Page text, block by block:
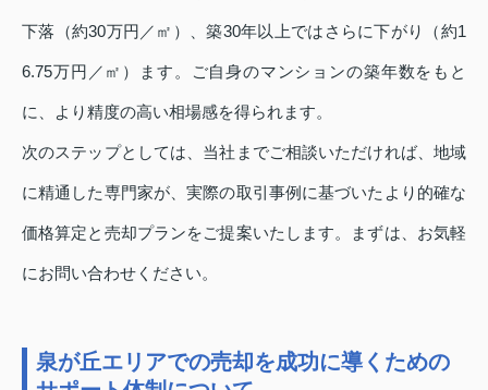
下落（約30万円／㎡）、築30年以上ではさらに下がり（約1
6.75万円／㎡）ます。ご自身のマンションの築年数をもと
に、より精度の高い相場感を得られます。
次のステップとしては、当社までご相談いただければ、地域
に精通した専門家が、実際の取引事例に基づいたより的確な
価格算定と売却プランをご提案いたします。まずは、お気軽
にお問い合わせください。
泉が丘エリアでの売却を成功に導くための